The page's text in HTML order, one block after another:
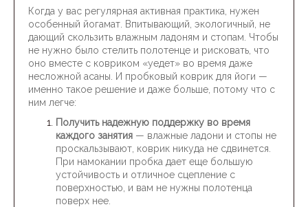
Когда у вас регулярная активная практика, нужен
особенный йогамат. Впитывающий, экологичный, не
дающий скользить влажным ладоням и стопам. Чтобы
не нужно было стелить полотенце и рисковать, что
оно вместе с ковриком «уедет» во время даже
несложной асаны. И пробковый коврик для йоги —
именно такое решение и даже больше, потому что с
ним легче:
Получить надежную поддержку во время
каждого занятия — влажные ладони и стопы не
проскальзывают, коврик никуда не сдвинется.
При намокании пробка дает еще большую
устойчивость и отличное сцепление с
поверхностью, и вам не нужны полотенца
поверх нее.